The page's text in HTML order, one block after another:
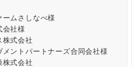
ームさしなべ様
会社様
株式会社
メントパートナーズ合同会社様
株式会社